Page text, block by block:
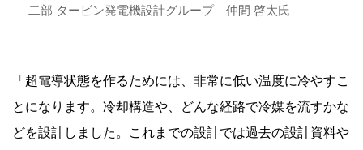
二部 タービン発電機設計グループ 仲間 啓太氏
「超電導状態を作るためには、非常に低い温度に冷やすこ
とになります。冷却構造や、どんな経路で冷媒を流すかな
どを設計しました。これまでの設計では過去の設計資料や